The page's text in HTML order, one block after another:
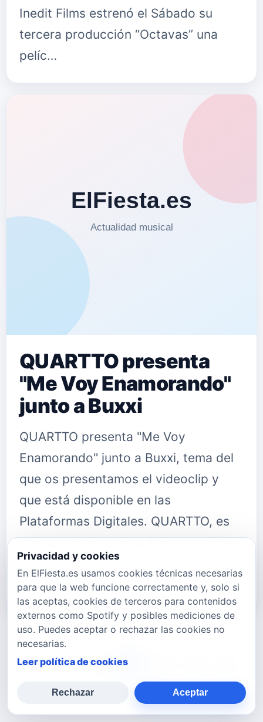
Inedit Films estrenó el Sábado su
tercera producción “Octavas” una
pelíc…
QUARTTO presenta
"Me Voy Enamorando"
junto a Buxxi
QUARTTO presenta "Me Voy
Enamorando" junto a Buxxi, tema del
que os presentamos el videoclip y
que está disponible en las
Plataformas Digitales. QUARTTO, es
un grupo joven formado por tres
chicos de 22 años. Lo
forman&nbsp;Carlos Almazán&nb…
678 679 680 681
Privacidad y cookies
En ElFiesta.es usamos cookies técnicas necesarias
para que la web funcione correctamente y, solo si
las aceptas, cookies de terceros para contenidos
externos como Spotify y posibles mediciones de
uso. Puedes aceptar o rechazar las cookies no
necesarias.
Leer política de cookies
Rechazar Aceptar